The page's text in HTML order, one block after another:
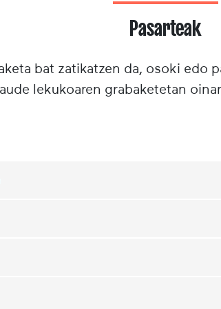
Pasarteak
bat zatikatzen da, osoki edo
lekukoaren grabaketetan